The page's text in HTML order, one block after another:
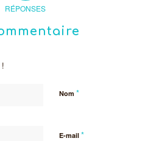
RÉPONSES
!
Nom *
E-mail *